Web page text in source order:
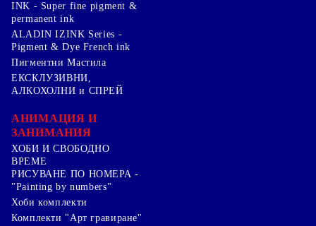
INK - Super fine pigment &
permanent ink
ALADIN IZINK Series -
Pigment & Dye French ink
Пигментни Мастила
ЕКСКЛУЗИВНИ,
АЛКОХОЛНИ и СПРЕЙ
АНИМАЦИЯ И
ЗАНИМАНИЯ
ХОБИ И СВОБОДНО
ВРЕМЕ
РИСУВАНЕ ПО НОМЕРА -
"Painting by numbers"
Хоби комплекти
Комплекти "Арт гравиране"